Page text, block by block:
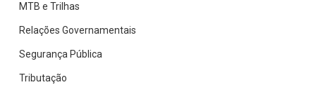
MTB e Trilhas
Relações Governamentais
Segurança Pública
Tributação